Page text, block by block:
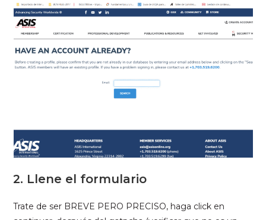
2. Llene el formulario
Trate de ser BREVE PERO PRECISO, haga click en